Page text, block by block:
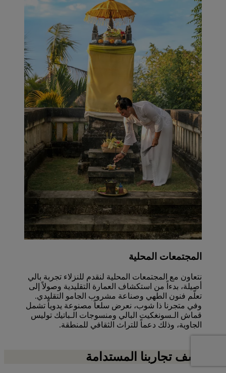
المجتمعات المحلية
نتعاون مع المجتمعات المحلية لنقدم للنزلاء تجربة بالي
أصيلة، بدءاً من استكشاف العمارة التقليدية وصولاً إلى
تعلّم فنون الطهي وصناعة مشروب الجامو التقليدي.
وفي متجرنا ذا شوب، نعرض سلعاً مصنوعة يدوياً تشمل
قماش الـسونغكيت البالي ومنسوجات الـباتيك توليس
الجاوية، وذلك دعماً للتراث الثقافي للمنطقة.
استكشف تجاربنا المستدامة